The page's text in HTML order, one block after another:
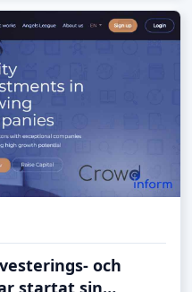
och
startat sin